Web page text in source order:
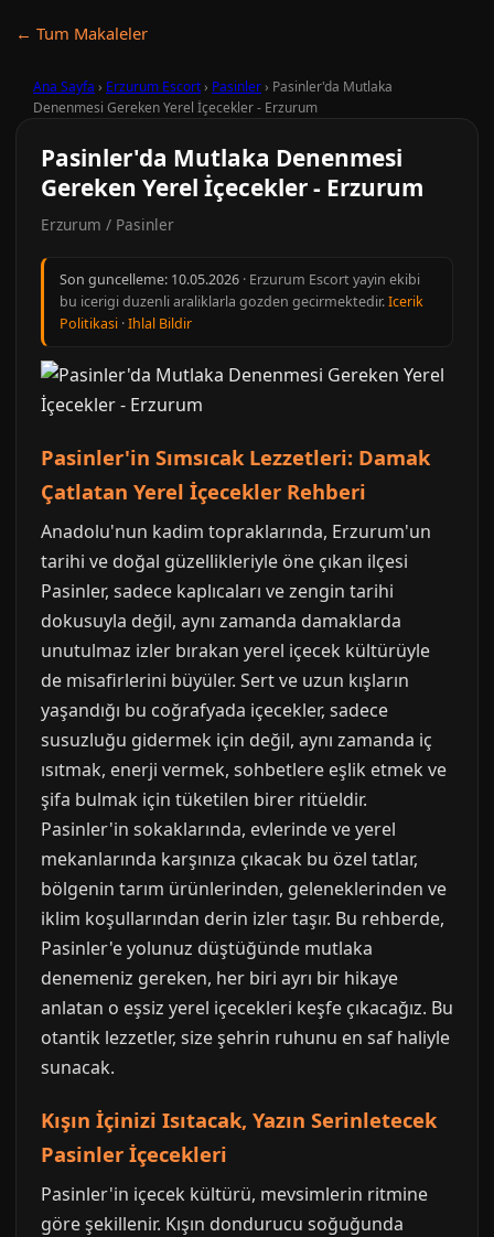
← Tum Makaleler
Ana Sayfa › Erzurum Escort› Pasinler› Pasinler'da Mutlaka
Denenmesi Gereken Yerel İçecekler - Erzurum
Pasinler'da Mutlaka Denenmesi
Gereken Yerel İçecekler - Erzurum
Erzurum / Pasinler
Son guncelleme: 10.05.2026 · Erzurum Escort yayin ekibi
bu icerigi duzenli araliklarla gozden gecirmektedir.Icerik
Politikasi ·Ihlal Bildir
Pasinler'in Sımsıcak Lezzetleri: Damak
Çatlatan Yerel İçecekler Rehberi
Anadolu'nun kadim topraklarında, Erzurum'un
tarihi ve doğal güzellikleriyle öne çıkan ilçesi
Pasinler, sadece kaplıcaları ve zengin tarihi
dokusuyla değil, aynı zamanda damaklarda
unutulmaz izler bırakan yerel içecek kültürüyle
de misafirlerini büyüler. Sert ve uzun kışların
yaşandığı bu coğrafyada içecekler, sadece
susuzluğu gidermek için değil, aynı zamanda iç
ısıtmak, enerji vermek, sohbetlere eşlik etmek ve
şifa bulmak için tüketilen birer ritüeldir.
Pasinler'in sokaklarında, evlerinde ve yerel
mekanlarında karşınıza çıkacak bu özel tatlar,
bölgenin tarım ürünlerinden, geleneklerinden ve
iklim koşullarından derin izler taşır. Bu rehberde,
Pasinler'e yolunuz düştüğünde mutlaka
denemeniz gereken, her biri ayrı bir hikaye
anlatan o eşsiz yerel içecekleri keşfe çıkacağız. Bu
otantik lezzetler, size şehrin ruhunu en saf haliyle
sunacak.
Kışın İçinizi Isıtacak, Yazın Serinletecek
Pasinler İçecekleri
Pasinler'in içecek kültürü, mevsimlerin ritmine
göre şekillenir. Kışın dondurucu soğuğunda